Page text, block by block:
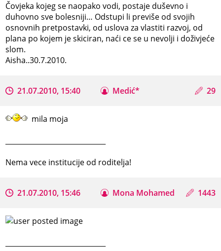
Čovjeka kojeg se naopako vodi, postaje duševno i
duhovno sve bolesniji… Odstupi li previše od svojih
osnovnih pretpostavki, od uslova za vlastiti razvoj, od
plana po kojem je skiciran, naći ce se u nevolji i doživjeće
slom.
Aisha..30.7.2010.
21.07.2010, 15:40 Medić* 29
mila moja
Nema vece institucije od roditelja!
21.07.2010, 15:46 Mona Mohamed 1443